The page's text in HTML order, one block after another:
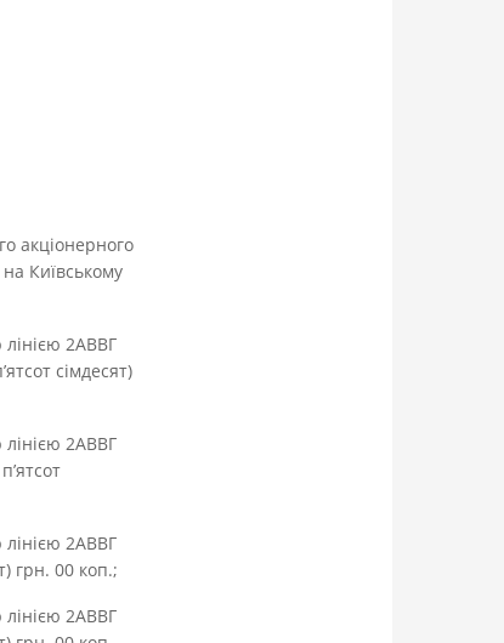
акціонерного
Київському
лінією 2АВВГ
сімдесят)
лінією 2АВВГ
п’ятсот
лінією 2АВВГ
грн. 00 коп.;
лінією 2АВВГ